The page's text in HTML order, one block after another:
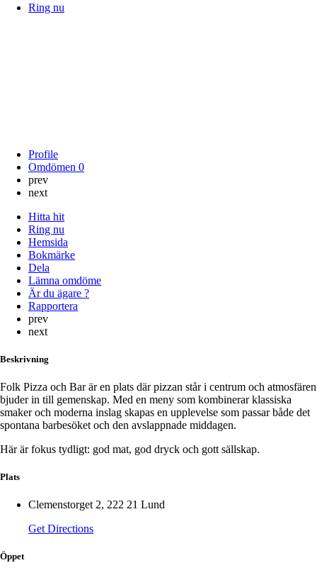
Ring nu
Profile
Omdömen 0
prev
next
Hitta hit
Ring nu
Hemsida
Bokmärke
Dela
Lämna omdöme
Är du ägare ?
Rapportera
prev
next
Beskrivning
Folk Pizza och Bar är en plats där pizzan står i centrum och atmosfären
bjuder in till gemenskap. Med en meny som kombinerar klassiska
smaker och moderna inslag skapas en upplevelse som passar både det
spontana barbesöket och den avslappnade middagen.
Här är fokus tydligt: god mat, god dryck och gott sällskap.
Plats
Clemenstorget 2, 222 21 Lund
Get Directions
Öppet